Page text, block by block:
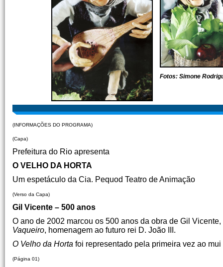
Fotos: Simone
(INFORMAÇÕES DO PROGRAMA)
(Capa)
Prefeitura do Rio apresenta
O VELHO DA HORTA
Um espetáculo da Cia. Pequod Teatro de Animação
(Verso da Capa)
Gil Vicente – 500 anos
O ano de 2002 marcou os 500 anos da obra de Gil
Vaqueiro, homenagem ao futuro rei D. João III.
O Velho da Horta foi representado pela primeira vez ao
(Página 01)